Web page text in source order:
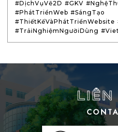
#DịchVụVẽ2D #GKV
#PhátTriểnWeb #SángTạo
#ThiếtKếVàPhátTriểnWebsite
#TrảiNghiệmNgườiDùng
LIÊN